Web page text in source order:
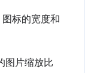
标的宽度和
图片缩放比